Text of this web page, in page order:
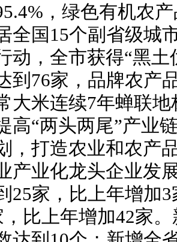
，绿色有机农
全国15个副省级城
动，全市获得“黑
到76家，品牌农产
大米连续7年蝉联
高“两头两尾”产业
，打造农业和农产
产业化龙头企业发
25家，比上年增加
，比上年增加42家